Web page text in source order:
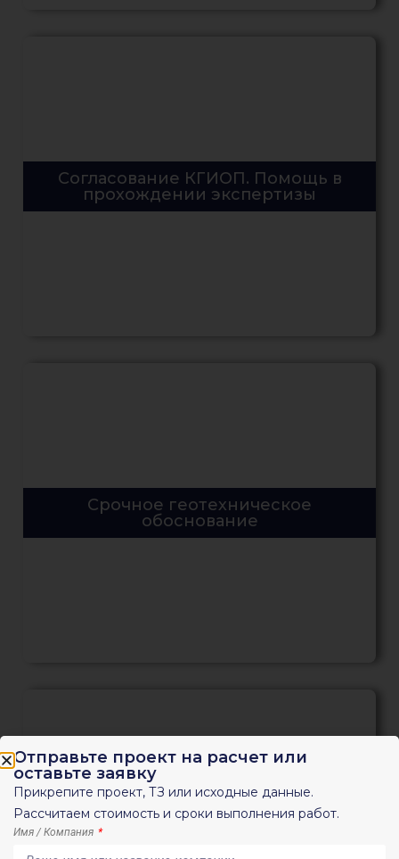
Согласование КГИОП. Помощь в
прохождении экспертизы
Срочное геотехническое
обоснование
Геотехническое обоснование для
Отправьте проект на расчет или
оставьте заявку
Прикрепите проект, ТЗ или исходные данные.
Рассчитаем стоимость и сроки выполнения работ.
Имя / Компания